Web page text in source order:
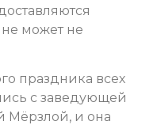
не может не
праздника всех
с заведующей
Мёрзлой, и она